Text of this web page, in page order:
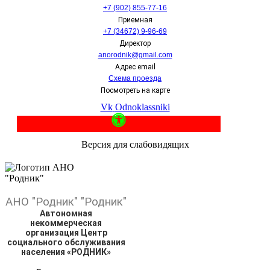
+7 (902) 855-77-16
Приемная
+7 (34672) 9-96-69
Директор
anorodnik@gmail.com
Адрес email
Схема проезда
Посмотреть на карте
Vk Odnoklassniki
Версия для слабовидящих
АНО "Родник" "Родник"
Автономная
некоммерческая
организация Центр
социального обслуживания
населения «РОДНИК»